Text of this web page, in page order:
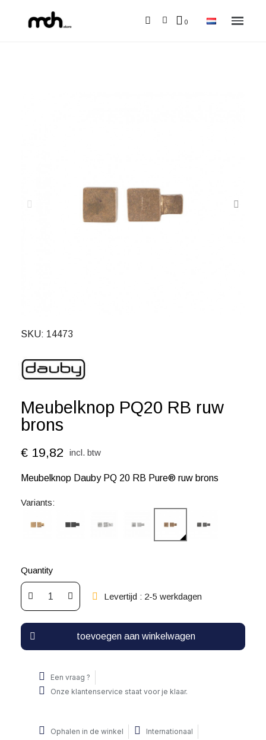
SKU 14473
Meubelknop PQ20 RB ruw
brons
€ 19,82 incl. btw
Meubelknop Dauby PQ 20 RB Pure® ruw brons
Variants:
Quantity
Levertijd : 2-5 werkdagen
toevoegen aan winkelwagen
Een vraag ?
Onze klantenservice staat voor je klaar.
Ophalen in de winkel
Internationaal